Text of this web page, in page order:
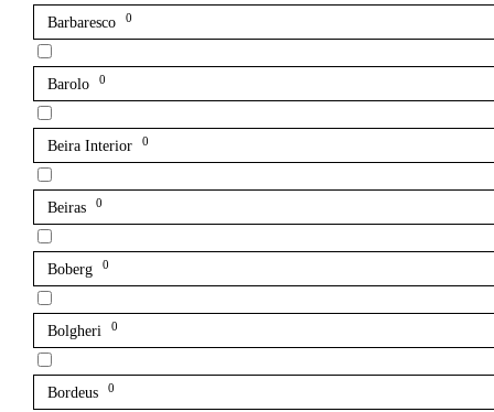
Barbaresco 0
Barolo 0
Beira Interior 0
Beiras 0
Boberg 0
Bolgheri 0
Bordeus 0